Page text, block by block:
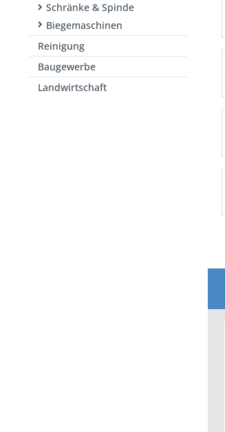
Schränke & Spinde
Biegemaschinen
Reinigung
Baugewerbe
Landwirtschaft